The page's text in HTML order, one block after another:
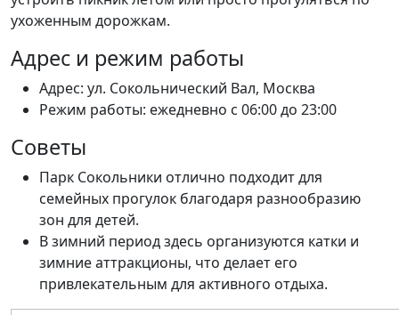
ухоженным дорожкам.
Адрес и режим работы
Адрес: ул. Сокольнический Вал, Москва
Режим работы: ежедневно с 06:00 до 23:00
Советы
Парк Сокольники отлично подходит для
семейных прогулок благодаря разнообразию
зон для детей.
В зимний период здесь организуются катки и
зимние аттракционы, что делает его
привлекательным для активного отдыха.